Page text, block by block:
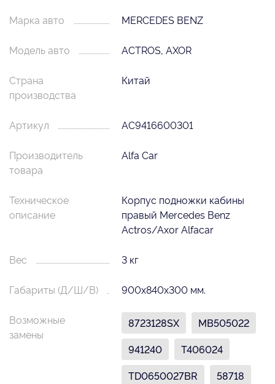
Марка авто MERCEDES BENZ
Модель авто ACTROS, AXOR
Страна
производства
Китай
Артикул AC9416600301
Производитель
товара
Alfa Car
Техническое
описание
Корпус подножки кабины
правый Mercedes Benz
Actros/Axor Alfacar
Вес 3 кг
Габариты (Д/Ш/В) 900х840х300 мм.
Возможные
замены
8723128SX
MB505022
941240
T406024
TD0650027BR
58718